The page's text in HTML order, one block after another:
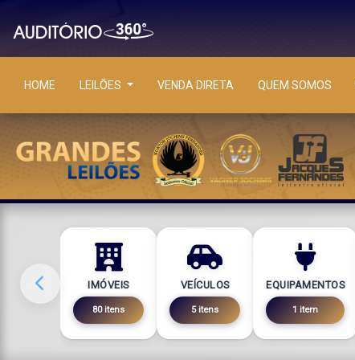
HOME LEILÕES VENDA DIRETA QUEM SOMOS
IMÓVEIS
80 itens
VEÍCULOS
5 itens
EQUIPAMENTOS
1 item